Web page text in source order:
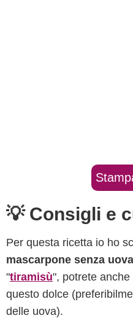
💡 Consigli e
Per questa ricetta io ho
mascarpone senza uova
"tiramisù", potrete
questo dolce
delle uova).